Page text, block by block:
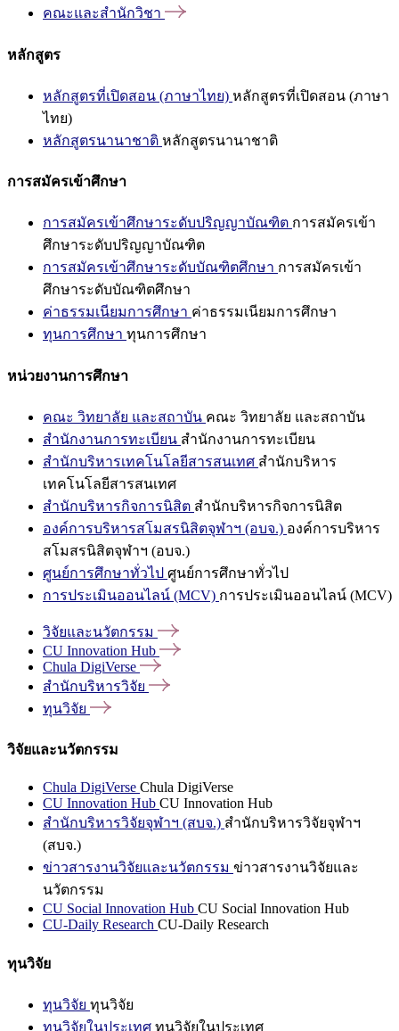
คณะและสำนักวิชา
หลักสูตร
หลักสูตรที่เปิดสอน (ภาษาไทย) หลักสูตรที่เปิดสอน (ภาษา
ไทย)
หลักสูตรนานาชาติ หลักสูตรนานาชาติ
การสมัครเข้าศึกษา
การสมัครเข้าศึกษาระดับปริญญาบัณฑิต การสมัครเข้า
ศึกษาระดับปริญญาบัณฑิต
การสมัครเข้าศึกษาระดับบัณฑิตศึกษา การสมัครเข้า
ศึกษาระดับบัณฑิตศึกษา
ค่าธรรมเนียมการศึกษา ค่าธรรมเนียมการศึกษา
ทุนการศึกษา ทุนการศึกษา
หน่วยงานการศึกษา
คณะ วิทยาลัย และสถาบัน คณะ วิทยาลัย และสถาบัน
สำนักงานการทะเบียน สำนักงานการทะเบียน
สำนักบริหารเทคโนโลยีสารสนเทศ สำนักบริหาร
เทคโนโลยีสารสนเทศ
สำนักบริหารกิจการนิสิต สำนักบริหารกิจการนิสิต
องค์การบริหารสโมสรนิสิตจุฬาฯ (อบจ.) องค์การบริหาร
สโมสรนิสิตจุฬาฯ (อบจ.)
ศูนย์การศึกษาทั่วไป ศูนย์การศึกษาทั่วไป
การประเมินออนไลน์ (MCV) การประเมินออนไลน์ (MCV)
วิจัยและนวัตกรรม
CU Innovation Hub
Chula DigiVerse
สำนักบริหารวิจัย
ทุนวิจัย
วิจัยและนวัตกรรม
Chula DigiVerse Chula DigiVerse
CU Innovation Hub CU Innovation Hub
สำนักบริหารวิจัยจุฬาฯ (สบจ.) สำนักบริหารวิจัยจุฬาฯ
(สบจ.)
ข่าวสารงานวิจัยและนวัตกรรม ข่าวสารงานวิจัยและ
นวัตกรรม
CU Social Innovation Hub CU Social Innovation Hub
CU-Daily Research CU-Daily Research
ทุนวิจัย
ทุนวิจัย ทุนวิจัย
ทุนวิจัยในประเทศ ทุนวิจัยในประเทศ